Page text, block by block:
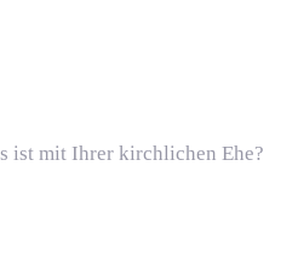
ist mit Ihrer kirchlichen Ehe?